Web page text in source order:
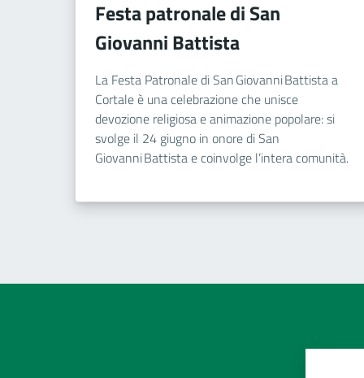
Festa patronale di San
Giovanni Battista
La Festa Patronale di San Giovanni Battista a
Cortale è una celebrazione che unisce
devozione religiosa e animazione popolare: si
svolge il 24 giugno in onore di San
Giovanni Battista e coinvolge l’intera comunità.